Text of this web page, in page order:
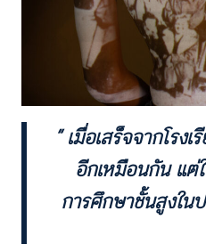
“ เมื่อเสร็จจากโรง
อีกเหมือนกัน แต่
การศึกษาชั้นสูงใน